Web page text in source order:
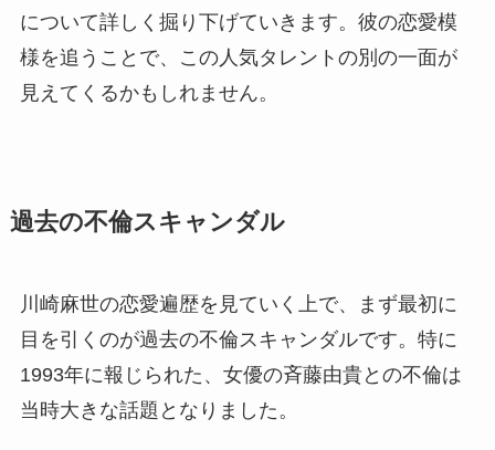
について詳しく掘り下げていきます。彼の恋愛模
様を追うことで、この人気タレントの別の一面が
見えてくるかもしれません。
過去の不倫スキャンダル
川崎麻世の恋愛遍歴を見ていく上で、まず最初に
目を引くのが過去の不倫スキャンダルです。特に
1993年に報じられた、女優の斉藤由貴との不倫は
当時大きな話題となりました。